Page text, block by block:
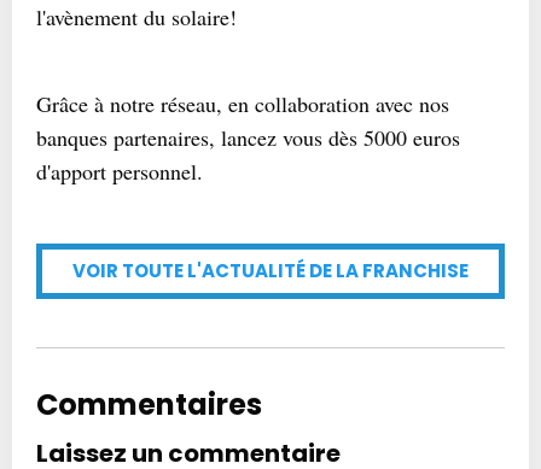
l'avènement du solaire!
Grâce à notre réseau, en collaboration avec nos
banques partenaires, lancez vous dès 5000 euros
d'apport personnel.
VOIR TOUTE L'ACTUALITÉ DE LA FRANCHISE
Commentaires
Laissez un commentaire